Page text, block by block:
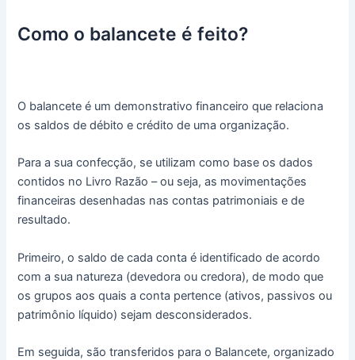
Como o balancete é feito?
O balancete é um demonstrativo financeiro que relaciona
os saldos de débito e crédito de uma organização.
Para a sua confecção, se utilizam como base os dados
contidos no Livro Razão – ou seja, as movimentações
financeiras desenhadas nas contas patrimoniais e de
resultado.
Primeiro, o saldo de cada conta é identificado de acordo
com a sua natureza (devedora ou credora), de modo que
os grupos aos quais a conta pertence (ativos, passivos ou
patrimônio líquido) sejam desconsiderados.
Em seguida, são transferidos para o Balancete, organizado